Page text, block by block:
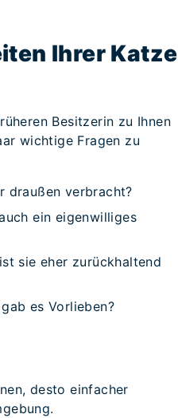
Ihrer Katze
Besitzerin zu Ihnen
wichtige Fragen zu
draußen verbracht?
ein eigenwilliges
sie eher zurückhaltend
es Vorlieben?
desto einfacher